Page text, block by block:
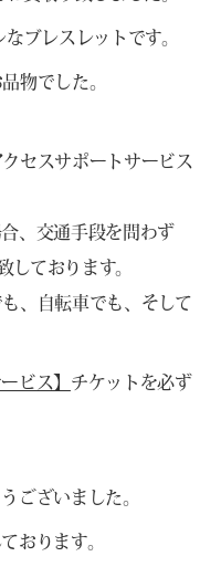
ブレスレットです。
物でした。
セスサポートサービス
、交通手段を問わず
しております。
、自転車でも、そして
ビス】 チケットを必ず
ございました。
おります。